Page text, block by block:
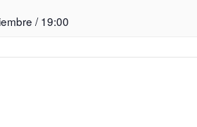
/ 19:00